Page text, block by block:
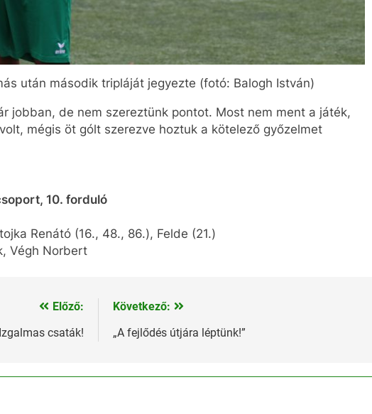
után második tripláját jegyezte (fotó: Balogh István)
jobban, de nem szereztünk pontot. Most nem ment a játék,
mégis öt gólt szerezve hoztuk a kötelező győzelmet
10. forduló
Renátó (16., 48., 86.), Felde (21.)
Végh Norbert
Előző:
Izgalmas csaták!
Következő:
„A fejlődés útjára léptünk!”